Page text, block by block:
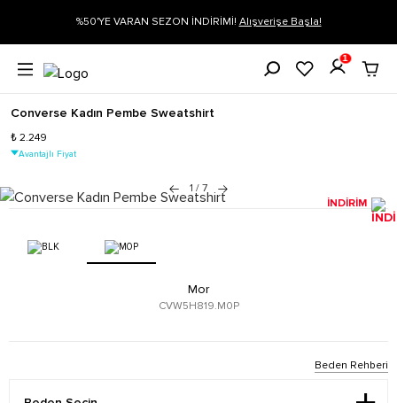
%50'YE VARAN SEZON İNDİRİMİ! Alışverişe Başla!
1
Converse Kadın Pembe Sweatshirt
₺ 2.249
Avantajlı Fiyat
1 / 7
İNDİRİM
Mor
CVW5H819.M0P
Beden Rehberi